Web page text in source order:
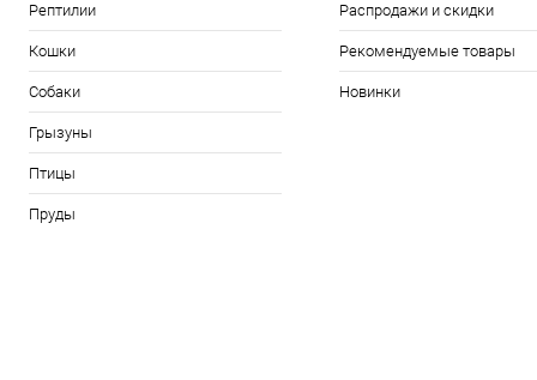
Рептилии
Кошки
Собаки
Грызуны
Птицы
Пруды
Распродажи и скидки
Рекомендуемые товары
Новинки